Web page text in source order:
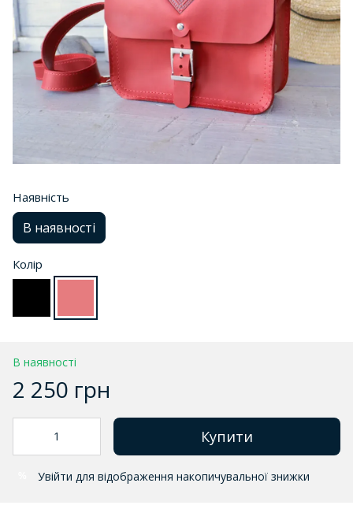
Наявність
В наявності
Колір
В наявності
2 250 грн
Купити
Увійти для відображення накопичувальної знижки